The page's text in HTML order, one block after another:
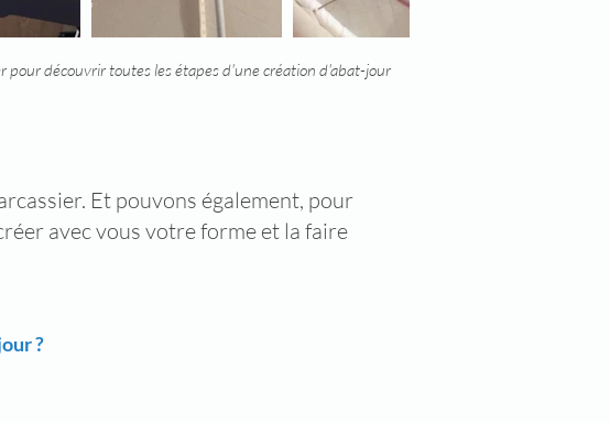
pour découvrir toutes les étapesd'une création d'abat-jour
Et pouvons également, pour
avec vous votre forme et la faire
?